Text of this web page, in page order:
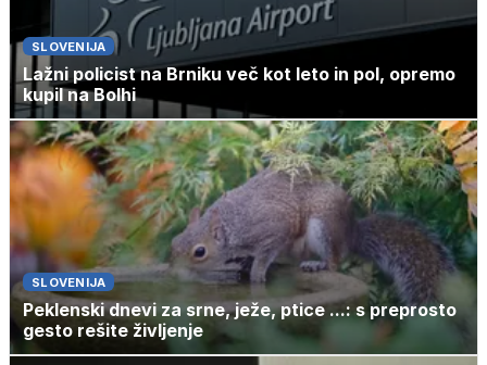
SLOVENIJA
Lažni policist na Brniku več kot leto in pol, opremo
kupil na Bolhi
SLOVENIJA
Peklenski dnevi za srne, ježe, ptice ...: s preprosto
gesto rešite življenje